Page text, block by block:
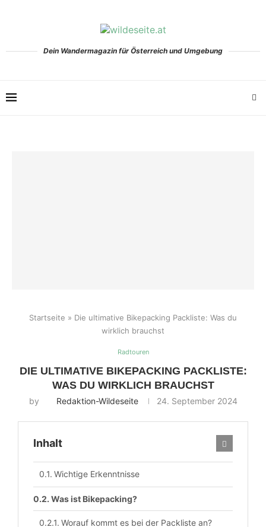
Dein Wandermagazin für Österreich und Umgebung
Startseite » Die ultimative Bikepacking Packliste: Was du
wirklich brauchst
Radtouren
DIE ULTIMATIVE BIKEPACKING PACKLISTE:
WAS DU WIRKLICH BRAUCHST
by Redaktion-Wildeseite 24. September 2024
Inhalt
Wichtige Erkenntnisse
Was ist Bikepacking?
Worauf kommt es bei der Packliste an?